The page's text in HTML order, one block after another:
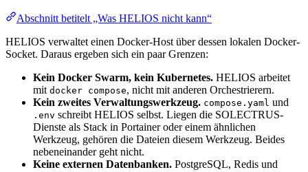
Abschnitt betitelt „Was HELIOS nicht kann“
HELIOS verwaltet einen Docker-Host über dessen lokalen Docker-
Socket. Daraus ergeben sich ein paar Grenzen:
Kein Docker Swarm, kein Kubernetes. HELIOS arbeitet
mit docker compose, nicht mit anderen Orchestrierern.
Kein zweites Verwaltungswerkzeug. compose.yaml und
.env schreibt HELIOS selbst. Liegen die SOLECTRUS-
Dienste als Stack in Portainer oder einem ähnlichen
Werkzeug, gehören die Dateien diesem Werkzeug. Beides
nebeneinander geht nicht.
Keine externen Datenbanken. PostgreSQL, Redis und